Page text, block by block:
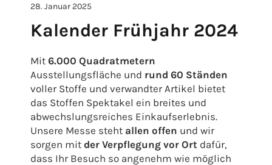
28. Januar 2025
Kalender Frühjahr 2024
Mit 6.000 Quadratmetern
Ausstellungsfläche und rund 60 Ständen
voller Stoffe und verwandter Artikel bietet
das Stoffen Spektakel ein breites und
abwechslungsreiches Einkaufserlebnis.
Unsere Messe steht allen offen und wir
sorgen mit der Verpflegung vor Ort dafür,
dass Ihr Besuch so angenehm wie möglich